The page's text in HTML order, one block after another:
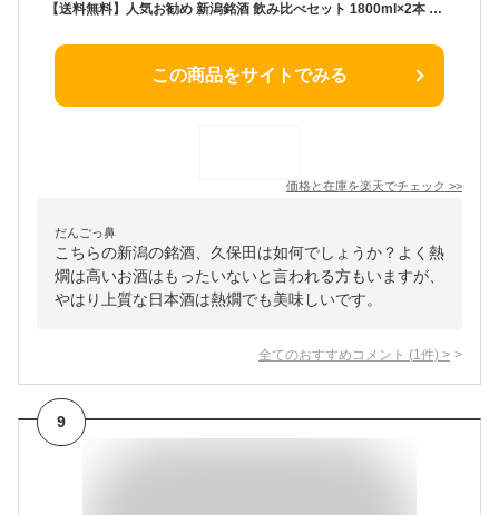
【送料無料】人気お勧め 新潟銘酒 飲み比べセット 1800ml×2本 越乃寒梅 白ラベル 久保田 千寿(吟醸）[還暦祝い お歳暮 久保田 朝日酒造 越乃寒梅 石本酒造 お酒 ギフト 日本酒 飲み比べセット 日本酒 飲み比べ 父の日 ギフト 日本酒 セット 敬老の日
この商品をサイトでみる
価格と在庫を楽天でチェック >>
だんごっ鼻
こちらの新潟の銘酒、久保田は如何でしょうか？よく熱
燗は高いお酒はもったいないと言われる方もいますが、
やはり上質な日本酒は熱燗でも美味しいです。
全てのおすすめコメント (1 件) >
9